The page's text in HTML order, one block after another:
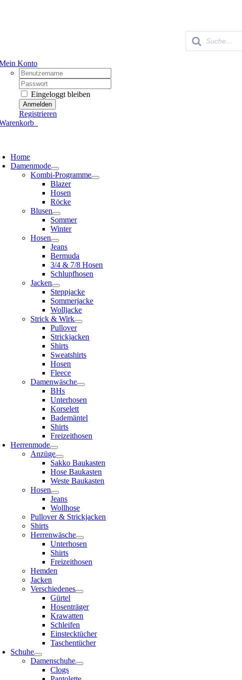
Products
search
Konto
Username:
Passwort:
Eingeloggt bleiben
Registrieren
Home
Damenmode
Kombi-Programme
Blazer
Hosen
Röcke
Blusen
Sommer
Winter
Hosen
Jeans
Bermuda
3/4 & 7/8 Hosen
Schlupfhosen
Jacken
Steppjacke
Sommerjacke
Wolljacke
Strick & Wirk
Pullover
Strickjacken
Shirts
Sweatshirts
Hosen
Fleece
Damenwäsche
BHs
Unterhosen
Korselett
Bademäntel
Shirts
Freizeithosen
Herrenmode
Anzüge
Sakko Baukasten
Hose Baukasten
Weste Baukasten
Hosen
Jeans
Wollhose
Pullover & Strickjacken
Shirts
Herrenwäsche
Unterhosen
Shirts
Freizeithosen
Hemden
Jacken
Verschiedenes
Gürtel
Hosenträger
Krawatten
Schleifen
Einstecktücher
Taschentücher
Schuhe
Damenschuhe
Clogs